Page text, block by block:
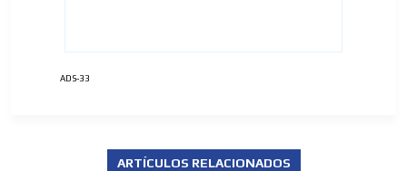
ADS-33
ARTÍCULOS RELACIONADOS